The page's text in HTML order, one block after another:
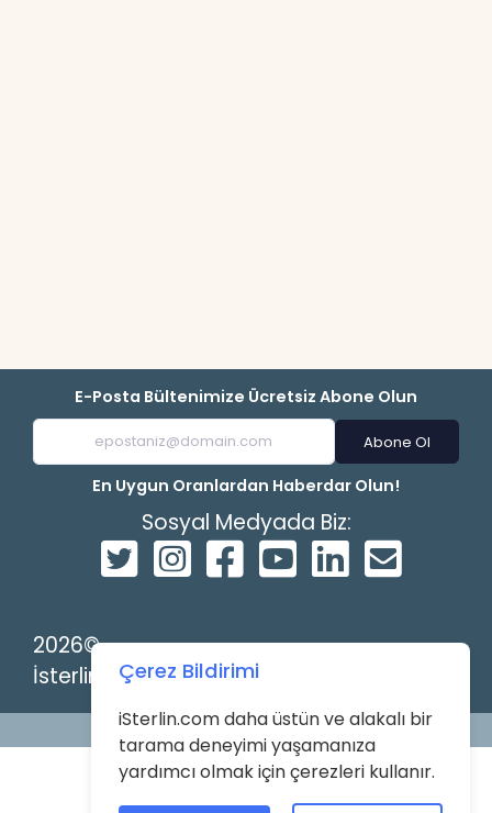
E-Posta Bültenimize Ücretsiz Abone Olun
Abone Ol
En Uygun Oranlardan Haberdar Olun!
Sosyal Medyada Biz:
2026©
İsterlin
Powered by
Çerez Bildirimi
iSterlin.com daha üstün ve alakalı bir
tarama deneyimi yaşamanıza
yardımcı olmak için çerezleri kullanır.